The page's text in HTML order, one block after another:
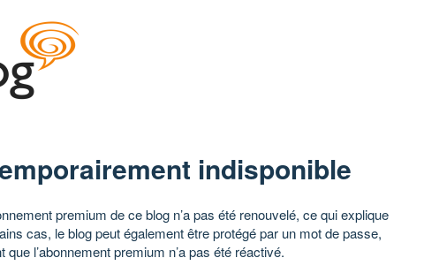
indisponible
premium de ce blog n’a pas été renouvelé, ce qui explique
cas, le blog peut également être protégé par un mot de passe,
l’abonnement premium n’a pas été réactivé.